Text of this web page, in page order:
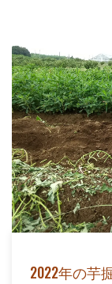
2022年の芋